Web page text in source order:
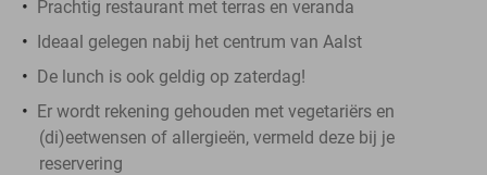
Prachtig restaurant met terras en veranda
Ideaal gelegen nabij het centrum van Aalst
De lunch is ook geldig op zaterdag!
Er wordt rekening gehouden met vegetariërs en
(di)eetwensen of allergieën, vermeld deze bij je
reservering